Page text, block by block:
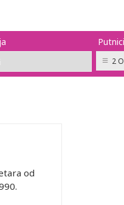
Putnici
2
od